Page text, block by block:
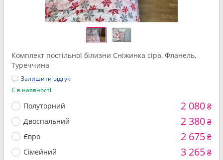
Комплект постільної білизни Сніжинка сіра, Фланель,
Туреччина
Залишити відгук
Є в наявності
Полуторний 2 080₴
Двоспальний 2 380₴
Євро 2 675₴
Сімейний 3 265₴